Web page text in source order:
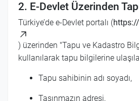
2. E-Devlet Üzerinden
Türkiye’de e-Devlet portalı (
) üzerinden "Tapu ve Kadastro
kullanılarak tapu bilgilerine
Tapu sahibinin adı soyadı,
Taşınmazın adresi,